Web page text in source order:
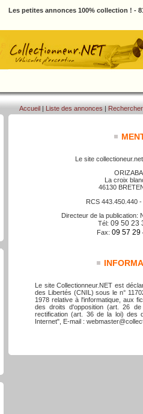
Les petites annonces 100% collection ! -
Accueil | Liste des annonces | Rechercher
Le site
ORIZABA
La croix
46130
RCS 443.450.440
Directeur de la publication:
Tél: 09 50 23
Fax: 09 57 29
Le site Collectionneur.NET est
des Libertés (CNIL) sous le n°
1978 relative à l'informatique, aux
des droits d'opposition (art. 26
rectification (art. 36 de la loi) des
Internet", E-mail :